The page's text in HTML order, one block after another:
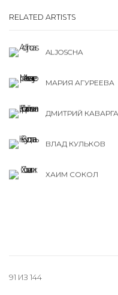
RELATED ARTISTS
ALJOSCHA
МАРИЯ АГУРЕЕВА
ДМИТРИЙ КАВАРГА
ВЛАД КУЛЬКОВ
ХАИМ СОКОЛ
91 ИЗ 144